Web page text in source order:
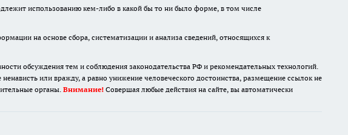
использованию кем-либо в какой бы то ни было форме, в том числе
на основе сбора, систематизации и анализа сведений, относящихся к
обсуждения тем и соблюдения законодательства РФ и рекомендательных технологий.
или вражду, а равно унижение человеческого достоинства, размещение ссылок не
органы. Внимание! Совершая любые действия на сайте, вы автоматически